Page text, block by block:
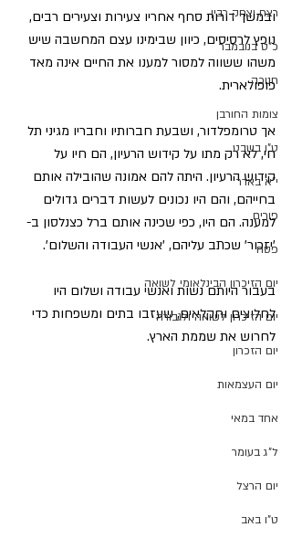
רצח יצחק רבין
כ"ט בנובמבר
חנוכה
צומות החורבן
ט"ו בשבט
י"א באדר
פורים
פסח
יום הזיכרון הבינלאומי לשואה
יום הזיכרון לשואה ולגבורה
יום הזכרון
יום העצמאות
אחד במאי
ל"ג בעומר
יום הרצל
ט"ו באב
ובמשך דורות סחף אחריו צעירות וצעירים רבים,
נופץ לרסיסים, כיוון שבימינו עצם המחשבה שיש
משהו ששווה למסור למענו את החיים אינה מאד
פופולארית.
אך טרומפלדור, ושבעת חברותיו וחבריו מגיני תל
חי, לא רק מתו על קידוש הרעיון, הם חיו על
קידוש הרעיון. היתה להם אמונה שהובילה אותם
בחייהם, והם היו נכונים לעשות דברים גדולים
למענה. הם היו, כפי שכינה אותם ברל כצנלסון ב-
'יזכור' שכתב עליהם, 'אנשי העבודה והשלום'.
בעבור היותם נשות ואנשי עבודה ושלום היו
לחלוצים וחקלאים, שעזבו בתים ומשפחות כדי
לחרוש את שממת הארץ.